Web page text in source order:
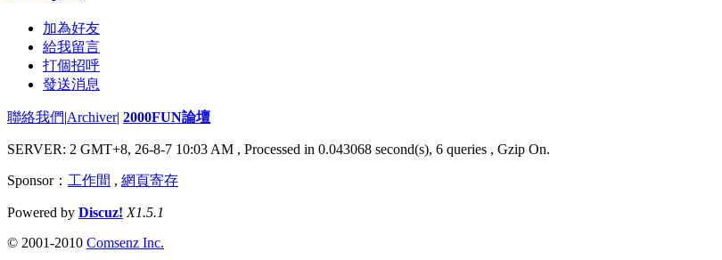
加為好友
給我留言
打個招呼
發送消息
聯絡我們|Archiver| 2000FUN論壇
SERVER: 2 GMT+8, 26-8-7 10:03 AM , Processed in 0.043068 second(s), 6 queries , Gzip On.
Sponsor： 工作間 , 網頁寄存
Powered by Discuz! X1.5.1
© 2001-2010 Comsenz Inc.